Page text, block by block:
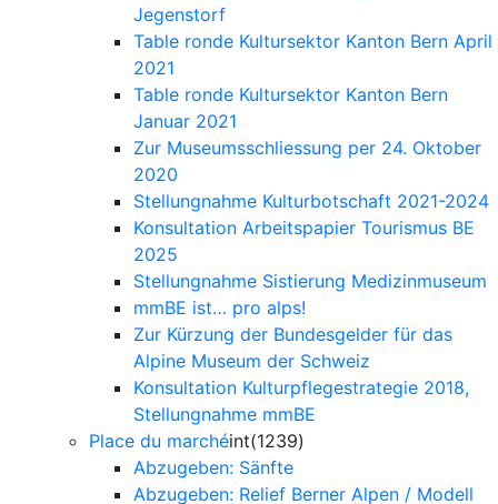
Jegenstorf
Table ronde Kultursektor Kanton Bern April
2021
Table ronde Kultursektor Kanton Bern
Januar 2021
Zur Museumsschliessung per 24. Oktober
2020
Stellungnahme Kulturbotschaft 2021-2024
Konsultation Arbeitspapier Tourismus BE
2025
Stellungnahme Sistierung Medizinmuseum
mmBE ist… pro alps!
Zur Kürzung der Bundesgelder für das
Alpine Museum der Schweiz
Konsultation Kulturpflegestrategie 2018,
Stellungnahme mmBE
Place du marchéint(1239)
Abzugeben: Sänfte
Abzugeben: Relief Berner Alpen / Modell